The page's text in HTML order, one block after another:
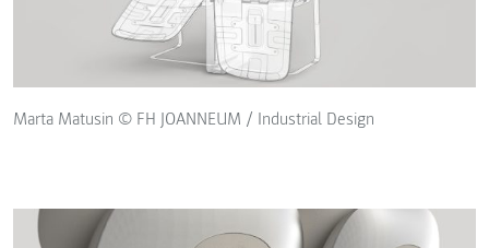
Marta Matusin © FH JOANNEUM / Industrial Design